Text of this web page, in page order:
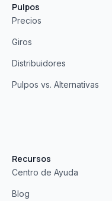
Pulpos
Precios
Giros
Distribuidores
Pulpos vs. Alternativas
Recursos
Centro de Ayuda
Blog